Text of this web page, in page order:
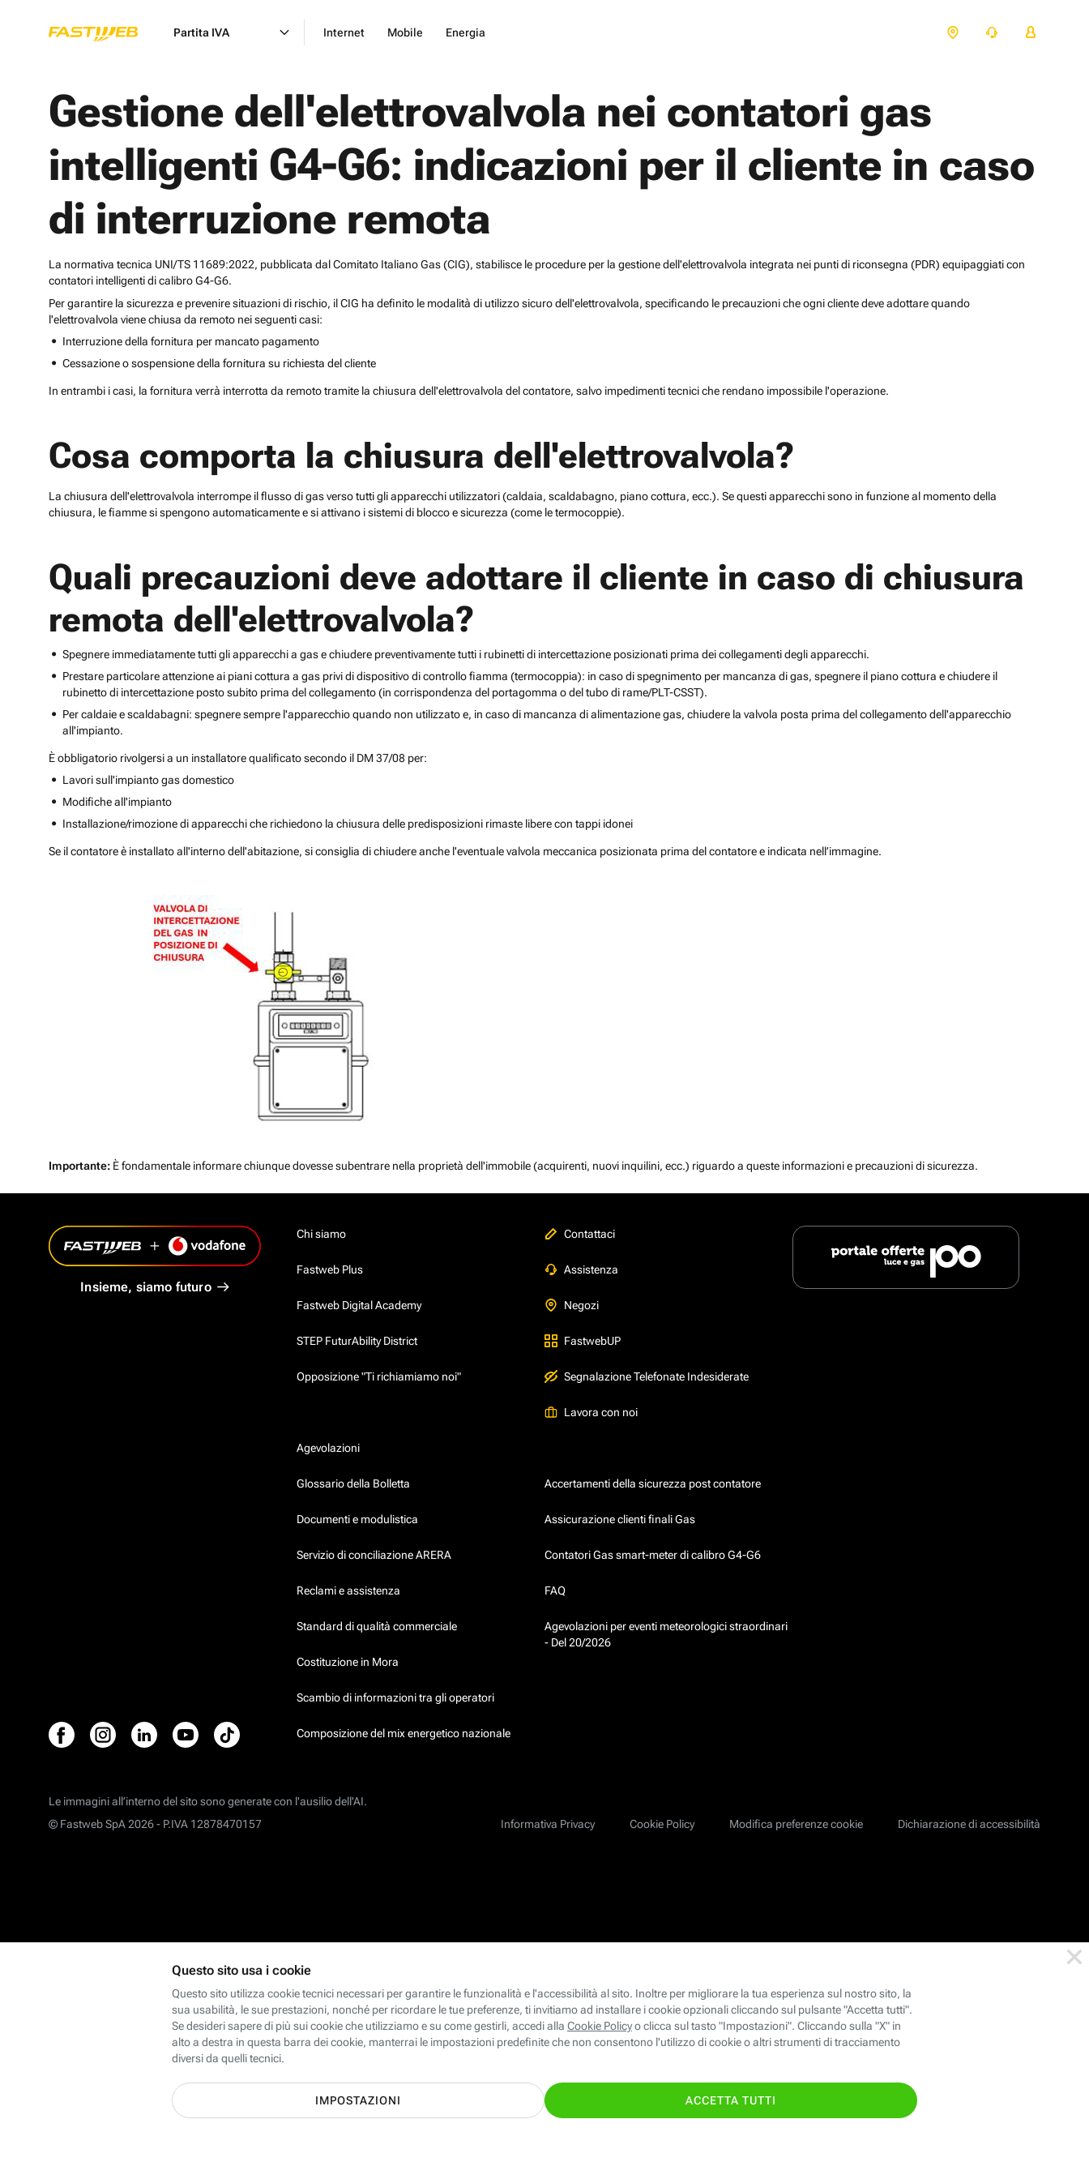
Partita IVA Internet Mobile Energia
Gestione dell'elettrovalvola nei contatori gas
intelligenti G4-G6: indicazioni per il cliente in caso
di interruzione remota
La normativa tecnica UNI/TS 11689:2022, pubblicata dal Comitato Italiano Gas (CIG), stabilisce le procedure per la gestione dell'elettrovalvola integrata nei punti di riconsegna (PDR) equipaggiati con
contatori intelligenti di calibro G4-G6.
Per garantire la sicurezza e prevenire situazioni di rischio, il CIG ha definito le modalità di utilizzo sicuro dell'elettrovalvola, specificando le precauzioni che ogni cliente deve adottare quando
l'elettrovalvola viene chiusa da remoto nei seguenti casi:
Interruzione della fornitura per mancato pagamento
Cessazione o sospensione della fornitura su richiesta del cliente
In entrambi i casi, la fornitura verrà interrotta da remoto tramite la chiusura dell'elettrovalvola del contatore, salvo impedimenti tecnici che rendano impossibile l'operazione.
Cosa comporta la chiusura dell'elettrovalvola?
La chiusura dell'elettrovalvola interrompe il flusso di gas verso tutti gli apparecchi utilizzatori (caldaia, scaldabagno, piano cottura, ecc.). Se questi apparecchi sono in funzione al momento della
chiusura, le fiamme si spengono automaticamente e si attivano i sistemi di blocco e sicurezza (come le termocoppie).
Quali precauzioni deve adottare il cliente in caso di chiusura
remota dell'elettrovalvola?
Spegnere immediatamente tutti gli apparecchi a gas e chiudere preventivamente tutti i rubinetti di intercettazione posizionati prima dei collegamenti degli apparecchi.
Prestare particolare attenzione ai piani cottura a gas privi di dispositivo di controllo fiamma (termocoppia): in caso di spegnimento per mancanza di gas, spegnere il piano cottura e chiudere il
rubinetto di intercettazione posto subito prima del collegamento (in corrispondenza del portagomma o del tubo di rame/PLT-CSST).
Per caldaie e scaldabagni: spegnere sempre l'apparecchio quando non utilizzato e, in caso di mancanza di alimentazione gas, chiudere la valvola posta prima del collegamento dell'apparecchio
all'impianto.
È obbligatorio rivolgersi a un installatore qualificato secondo il DM 37/08 per:
Lavori sull'impianto gas domestico
Modifiche all'impianto
Installazione/rimozione di apparecchi che richiedono la chiusura delle predisposizioni rimaste libere con tappi idonei
Se il contatore è installato all'interno dell'abitazione, si consiglia di chiudere anche l'eventuale valvola meccanica posizionata prima del contatore e indicata nell’immagine.
Importante: È fondamentale informare chiunque dovesse subentrare nella proprietà dell'immobile (acquirenti, nuovi inquilini, ecc.) riguardo a queste informazioni e precauzioni di sicurezza.
Scopri le offerte Internet, Mobile ed Energia giuste per te con il supporto dei nostri esperti!
Insieme, siamo futuro
Chi siamo
Fastweb Plus
Fastweb Digital Academy
STEP FuturAbility District
Opposizione "Ti richiamiamo noi"
Agevolazioni
Glossario della Bolletta
Documenti e modulistica
Servizio di conciliazione ARERA
Reclami e assistenza
Standard di qualità commerciale
Costituzione in Mora
Scambio di informazioni tra gli operatori
Composizione del mix energetico nazionale
Contattaci
Assistenza
Negozi
FastwebUP
Segnalazione Telefonate Indesiderate
Lavora con noi
Accertamenti della sicurezza post contatore
Assicurazione clienti finali Gas
Contatori Gas smart-meter di calibro G4-G6
FAQ
Agevolazioni per eventi meteorologici straordinari
- Del 20/2026
Le immagini all’interno del sito sono generate con l'ausilio dell'AI.
Informativa Privacy
Cookie Policy Modifica preferenze cookie Dichiarazione di accessibilità
© Fastweb SpA 2026 - P.IVA 12878470157